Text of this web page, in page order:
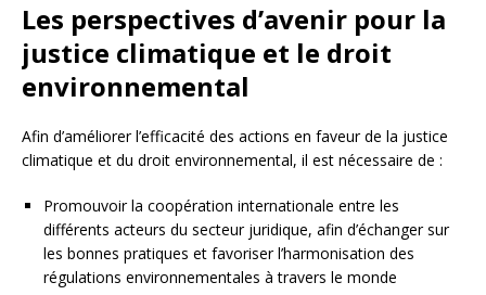
Les perspectives d’avenir pour la
justice climatique et le droit
environnemental
Afin d’améliorer l’efficacité des actions en faveur de la justice
climatique et du droit environnemental, il est nécessaire de :
Promouvoir la coopération internationale entre les
différents acteurs du secteur juridique, afin d’échanger sur
les bonnes pratiques et favoriser l’harmonisation des
régulations environnementales à travers le monde